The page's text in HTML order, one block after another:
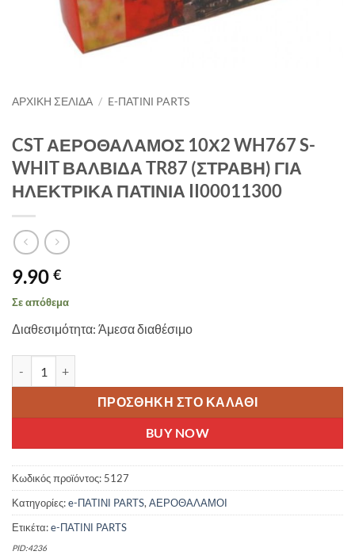
ΑΡΧΙΚΉ ΣΕΛΊΔΑ / E-ΠΑΤΙΝΙ PARTS
CST ΑΕΡΟΘΑΛΑΜΟΣ 10Χ2 WH767 S-
WHIT ΒΑΛΒΙΔΑ TR87 (ΣΤΡΑΒΗ) ΓΙΑ
ΗΛΕΚΤΡΙΚΑ ΠΑΤΙΝΙΑ II00011300
9.90 €
Σε απόθεμα
Διαθεσιμότητα: Άμεσα διαθέσιμο
ΠΡΟΣΘΉΚΗ ΣΤΟ ΚΑΛΆΘΙ
BUY NOW
Κωδικός προϊόντος: 5127
Κατηγορίες:e-ΠΑΤΙΝΙ PARTS, ΑΕΡΟΘΑΛΑΜΟΙ
Ετικέτα:e-ΠΑΤΙΝΙ PARTS
PID:4236